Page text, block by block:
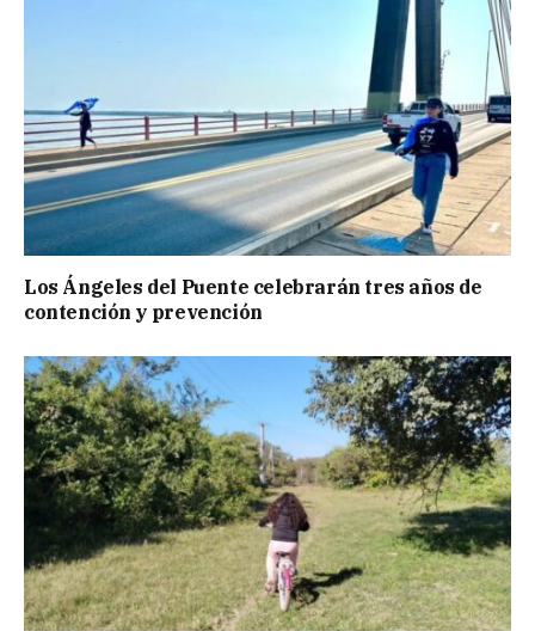
Los Ángeles del Puente celebrarán tres años de
contención y prevención